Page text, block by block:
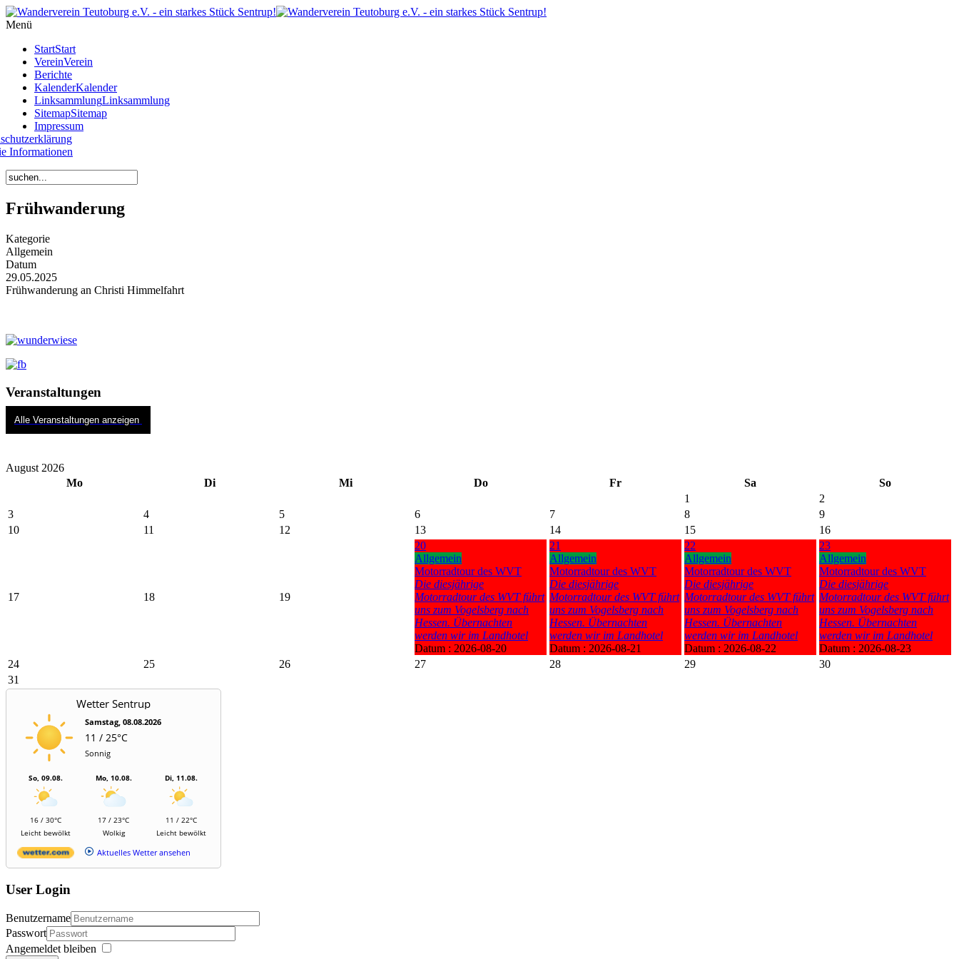
Menü
StartStart
VereinVerein
Berichte
KalenderKalender
LinksammlungLinksammlung
SitemapSitemap
Impressum
Informationen
Frühwanderung
Kategorie
Allgemein
Datum
29.05.2025
Frühwanderung an Christi Himmelfahrt
Veranstaltungen
Alle Veranstaltungen anzeigen
Year
Month
Year
Month
August 2026
Mo
Di Mi Do Fr Sa
So
1
2
3
4 5 6 7 8
9
10
11 12 13 14 15 16
17 18 19
20
Allgemein
Motorradtour des WVT
Die diesjährige
Motorradtour des WVT führt
uns zum Vogelsberg nach
Hessen. Übernachten
werden wir im Landhotel
Datum : 2026-08-20
21
Allgemein
Motorradtour des WVT
Die diesjährige
Motorradtour des WVT führt
uns zum Vogelsberg nach
Hessen. Übernachten
werden wir im Landhotel
Datum : 2026-08-21
22
Allgemein
Motorradtour des WVT
Die diesjährige
Motorradtour des WVT führt
uns zum Vogelsberg nach
Hessen. Übernachten
werden wir im Landhotel
Datum : 2026-08-22
23
Allgemein
Motorradtour des WVT
Die diesjährige
Motorradtour des WVT führt
uns zum Vogelsberg nach
Hessen. Übernachten
werden wir im Landhotel
Datum : 2026-08-23
24
25 26 27 28 29
30
31
Wetter Sentrup
Samstag, 08.08.2026
11 / 25°C
Sonnig
So, 09.08.
16 / 30°C
Leicht bewölkt
Mo, 10.08.
17 / 23°C
Wolkig
Di, 11.08.
11 / 22°C
Leicht bewölkt
Aktuelles Wetter ansehen
User Login
Benutzername
Passwort
Angemeldet bleiben